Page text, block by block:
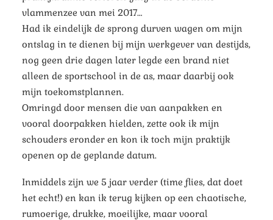
vlammenzee van mei 2017…
Had ik eindelijk de sprong durven wagen om mijn
ontslag in te dienen bij mijn werkgever van destijds,
nog geen drie dagen later legde een brand niet
alleen de sportschool in de as, maar daarbij ook
mijn toekomstplannen.
Omringd door mensen die van aanpakken en
vooral doorpakken hielden, zette ook ik mijn
schouders eronder en kon ik toch mijn praktijk
openen op de geplande datum.
Inmiddels zijn we 5 jaar verder (time flies, dat doet
het echt!) en kan ik terug kijken op een chaotische,
rumoerige, drukke, moeilijke, maar vooral